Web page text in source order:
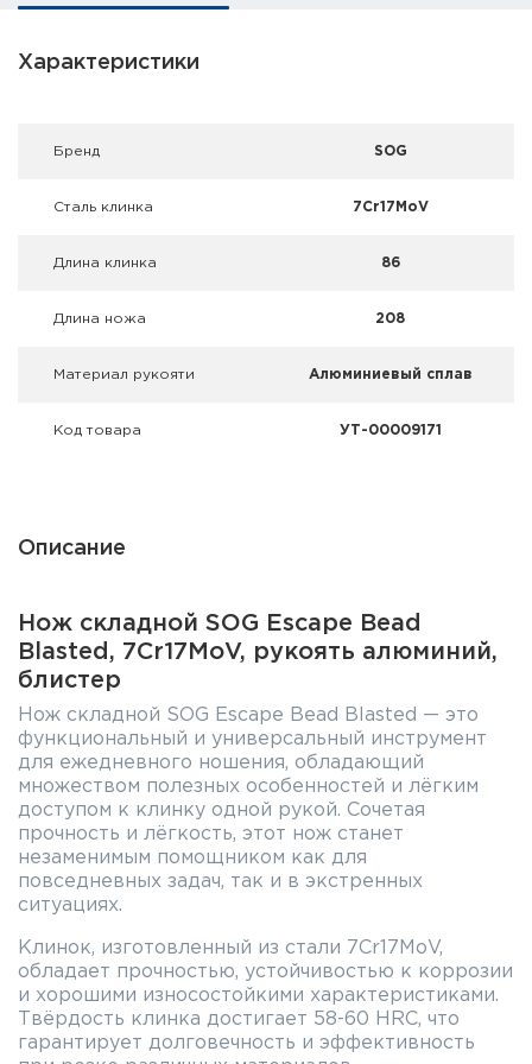
Фальшпатроны
Холодная пристрелка оружия
Характеристики
Брeнд SOG
Сталь клинка 7Cr17MoV
Длина клинка 86
Длина ножа 208
Материал рукояти Алюминиевый сплав
Код товара УТ-00009171
Описание
Нож складной SOG Escape Bead
Blasted, 7Cr17MoV, рукоять алюминий,
блистер
Нож складной SOG Escape Bead Blasted — это
функциональный и универсальный инструмент
для ежедневного ношения, обладающий
множеством полезных особенностей и лёгким
доступом к клинку одной рукой. Сочетая
прочность и лёгкость, этот нож станет
незаменимым помощником как для
повседневных задач, так и в экстренных
ситуациях.
Клинок, изготовленный из стали 7Cr17MoV,
обладает прочностью, устойчивостью к коррозии
и хорошими износостойкими характеристиками.
Твёрдость клинка достигает 58-60 HRC, что
гарантирует долговечность и эффективность